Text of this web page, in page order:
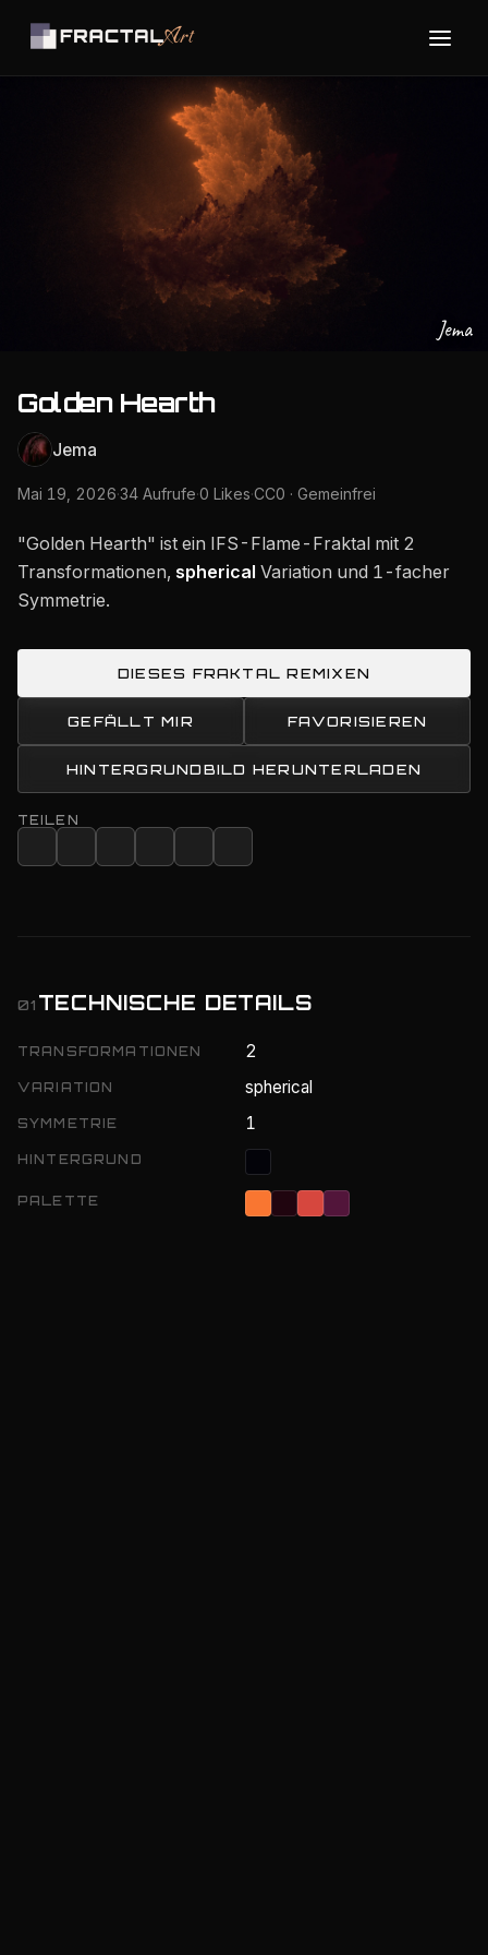
Jema
Golden Hearth
Jema
Mai 19, 2026·34 Aufrufe·0 Likes·CC0 · Gemeinfrei
"Golden Hearth" ist ein IFS-Flame-Fraktal mit 2
Transformationen, spherical Variation und 1-facher
Symmetrie.
DIESES FRAKTAL REMIXEN
GEFÄLLT MIR FAVORISIEREN
HINTERGRUNDBILD HERUNTERLADEN
TEILEN
01 TECHNISCHE DETAILS
TRANSFORMATIONEN 2
VARIATION spherical
SYMMETRIE 1
HINTERGRUND
PALETTE